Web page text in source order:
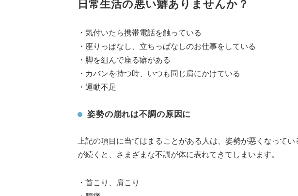
日常生活の悪い癖ありませんか？
・気付いたら携帯電話を触っている
・座りっぱなし、立ちっぱなしのお仕事をしている
・脚を組んで座る癖がある
・カバンを持つ時、いつも同じ肩にかけている
・運動不足
姿勢の崩れは不調の原因に
上記の項目に当てはまることがある人は、姿勢が悪くなって
が続くと、さまざまな不調が体に表れてきてしまいます。
・首こり、肩こり